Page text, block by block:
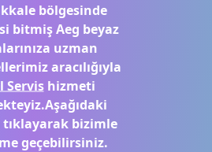
bölgesinde
bitmiş Aeg beyaz
uzman
aracılığıyla
Servishizmeti
bizimle
geçebilirsiniz.